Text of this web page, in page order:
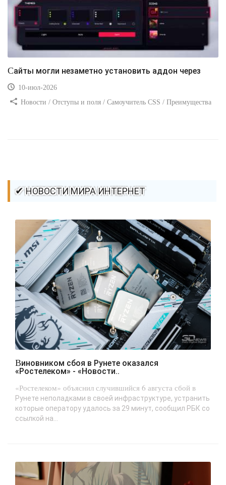
Сайты могли незаметно установить аддон через
10-июл-2026
Новости / Отступы и поля / Самоучитель CSS / Преимущества
✔ НОВОСТИ МИРА ИНТЕРНЕТ
Виновником сбоя в Рунете оказался
«Ростелеком» - «Новости..
«Ростелеком» объяснил случившийся 6 августа сбой в
Рунете неполадками в своей инфраструктуре, устранить
которые оператору удалось за 29 минут, сообщил РБК со
ссылкой на...